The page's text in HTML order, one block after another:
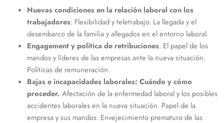
Nuevas condiciones en la relación laboral con los
trabajadores: Flexibilidad y teletrabajo. La llegada y el
desembarco de la familia y allegados en el entorno laboral.
Engagement y política de retribuciones. El papel de los
mandos y líderes de las empresas ante la nueva situación.
Políticas de remuneración.
Bajas e incapacidades laborales: Cuándo y cómo
proceder. Afectación de la enfermedad laboral y los posibles
accidentes laborales en la nueva situación. Papel de la
empresa y sus mandos. Envejecimiento prematuro de las